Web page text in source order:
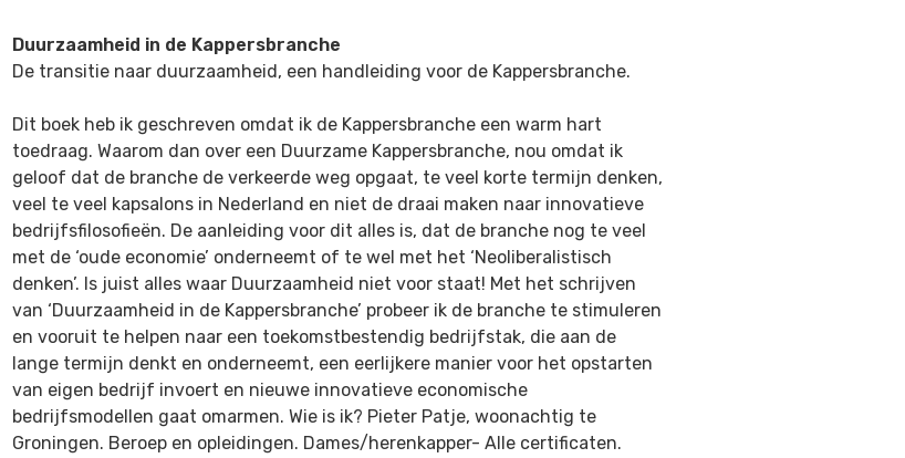
Duurzaamheid in de Kappersbranche
De transitie naar duurzaamheid, een handleiding voor de Kappersbranche.
Dit boek heb ik geschreven omdat ik de Kappersbranche een warm hart
toedraag. Waarom dan over een Duurzame Kappersbranche, nou omdat ik
geloof dat de branche de verkeerde weg opgaat, te veel korte termijn denken,
veel te veel kapsalons in Nederland en niet de draai maken naar innovatieve
bedrijfsfilosofieën. De aanleiding voor dit alles is, dat de branche nog te veel
met de ‘oude economie’ onderneemt of te wel met het ‘Neoliberalistisch
denken’. Is juist alles waar Duurzaamheid niet voor staat! Met het schrijven
van ‘Duurzaamheid in de Kappersbranche’ probeer ik de branche te stimuleren
en vooruit te helpen naar een toekomstbestendig bedrijfstak, die aan de
lange termijn denkt en onderneemt, een eerlijkere manier voor het opstarten
van eigen bedrijf invoert en nieuwe innovatieve economische
bedrijfsmodellen gaat omarmen. Wie is ik? Pieter Patje, woonachtig te
Groningen. Beroep en opleidingen. Dames/herenkapper- Alle certificaten.